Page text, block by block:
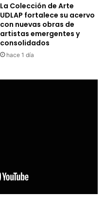
La Colección de Arte
UDLAP fortalece su acervo
con nuevas obras de
artistas emergentes y
consolidados
hace 1 día